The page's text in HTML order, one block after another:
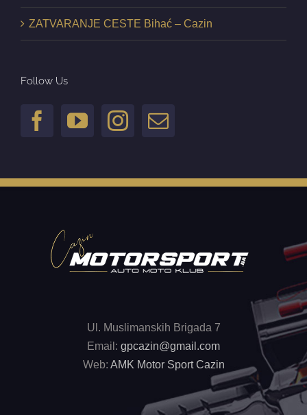
ZATVARANJE CESTE Bihać – Cazin
Follow Us
Ul. Muslimanskih Brigada 7
Email: gpcazin@gmail.com
Web: AMK Motor Sport Cazin